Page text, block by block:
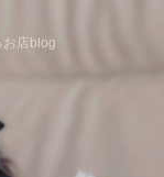
お店blog